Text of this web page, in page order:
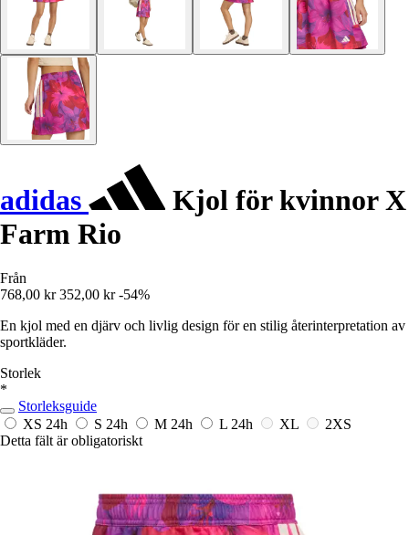
adidas
Kjol för kvinnor X
Farm Rio
Från
768,00 kr 352,00 kr -54%
En kjol med en djärv och livlig design för en stilig återinterpretation av
sportkläder.
Storlek
*
Storleksguide
XS 24h S 24h M 24h L 24h XL
2XS
Detta fält är obligatoriskt